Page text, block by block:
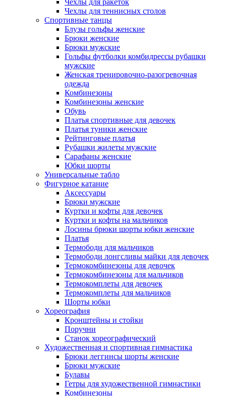
Чехлы для ракеток
Чехлы для теннисных столов
Спортивные танцы
Блузы гольфы женские
Брюки женские
Брюки мужские
Гольфы футболки комбидрессы рубашки
мужские
Женская тренировочно-разогревочная
одежда
Комбинезоны
Комбинезоны женские
Обувь
Платья спортивные для девочек
Платья туники женские
Рейтинговые платья
Рубашки жилеты мужские
Сарафаны женские
Юбки шорты
Универсальные табло
Фигурное катание
Аксессуары
Брюки мужские
Куртки и кофты для девочек
Куртки и кофты на мальчиков
Лосины брюки шорты юбки женские
Платья
Термободи для мальчиков
Термободи лонгсливы майки для девочек
Термокомбинезоны для девочек
Термокомбинезоны для мальчиков
Термокомплеты для девочек
Термокомплеты для мальчиков
Шорты юбки
Хореография
Кронштейны и стойки
Поручни
Станок хореографический
Художественная и спортивная гимнастика
Брюки леггинсы шорты женские
Брюки мужские
Булавы
Гетры для художественной гимнастики
Комбинезоны